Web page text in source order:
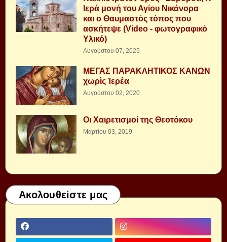
Ιερά μονή του Αγίου Νικάνορα
και ο Θαυμαστός τόπος που
ασκήτεψε (Video - φωτογραφικό
Υλικό)
Αυγούστου 07, 2025
ΜΕΓΑΣ ΠΑΡΑΚΛΗΤΙΚΟΣ ΚΑΝΩΝ
χωρὶς Ἱερέα
Αυγούστου 02, 2020
Οι Χαιρετισμοί της Θεοτόκου
Μαρτίου 03, 2019
Ακολουθείστε μας